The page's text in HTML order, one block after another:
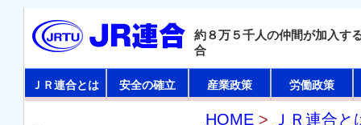
約８万５千人の仲間が加入す
合
ＪＲ連合とは 安全の確立 産業政策 労働政策
HOME > ＪＲ連合と